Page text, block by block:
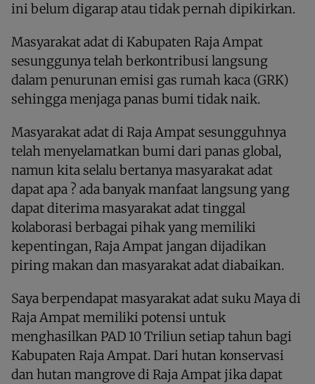
ini belum digarap atau tidak pernah dipikirkan.
Masyarakat adat di Kabupaten Raja Ampat
sesunggunya telah berkontribusi langsung
dalam penurunan emisi gas rumah kaca (GRK)
sehingga menjaga panas bumi tidak naik.
Masyarakat adat di Raja Ampat sesungguhnya
telah menyelamatkan bumi dari panas global,
namun kita selalu bertanya masyarakat adat
dapat apa ? ada banyak manfaat langsung yang
dapat diterima masyarakat adat tinggal
kolaborasi berbagai pihak yang memiliki
kepentingan, Raja Ampat jangan dijadikan
piring makan dan masyarakat adat diabaikan.
Saya berpendapat masyarakat adat suku Maya di
Raja Ampat memiliki potensi untuk
menghasilkan PAD 10 Triliun setiap tahun bagi
Kabupaten Raja Ampat. Dari hutan konservasi
dan hutan mangrove di Raja Ampat jika dapat